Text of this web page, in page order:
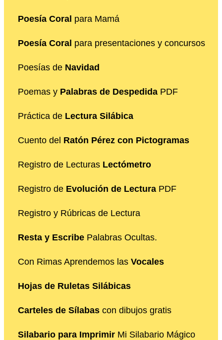
Poesía Coral para Mamá
Poesía Coral para presentaciones y concursos
Poesías de Navidad
Poemas y Palabras de Despedida PDF
Práctica de Lectura Silábica
Cuento del Ratón Pérez con Pictogramas
Registro de Lecturas Lectómetro
Registro de Evolución de Lectura PDF
Registro y Rúbricas de Lectura
Resta y Escribe Palabras Ocultas.
Con Rimas Aprendemos las Vocales
Hojas de Ruletas Silábicas
Carteles de Sílabas con dibujos gratis
Silabario para Imprimir Mi Silabario Mágico